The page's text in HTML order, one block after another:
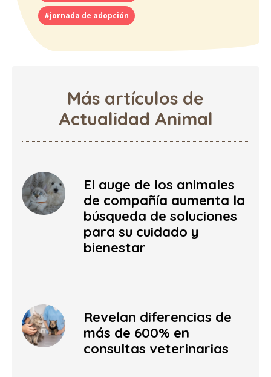
#jornada de adopción
Más artículos de
Actualidad Animal
El auge de los animales
de compañía aumenta la
búsqueda de soluciones
para su cuidado y
bienestar
Revelan diferencias de
más de 600% en
consultas veterinarias